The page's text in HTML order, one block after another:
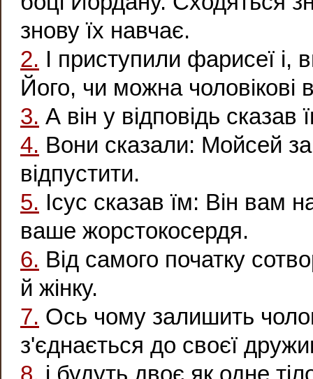
знову їх навчає.
2. І приступили фарисеї
Його, чи можна чоловікові
3. А він у відповідь
4. Вони сказали: Мойсей
відпустити.
5. Ісус сказав їм: Він вам
ваше жорстокосердя.
6. Від самого початку
й жінку.
7. Ось чому залишить
з'єднається до своєї
8. і будуть двоє як одне